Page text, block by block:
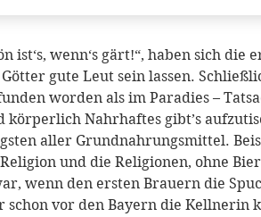
ist‘s, wenn‘s gärt!“, haben sich die
gute Leut sein lassen.
worden als im Paradies –
körperlich Nahrhaftes gibt’s
aller Grundnahrungsmittel.
und die Religionen, ohne
wenn den ersten Brauern die
schon vor den Bayern die Kellnerin